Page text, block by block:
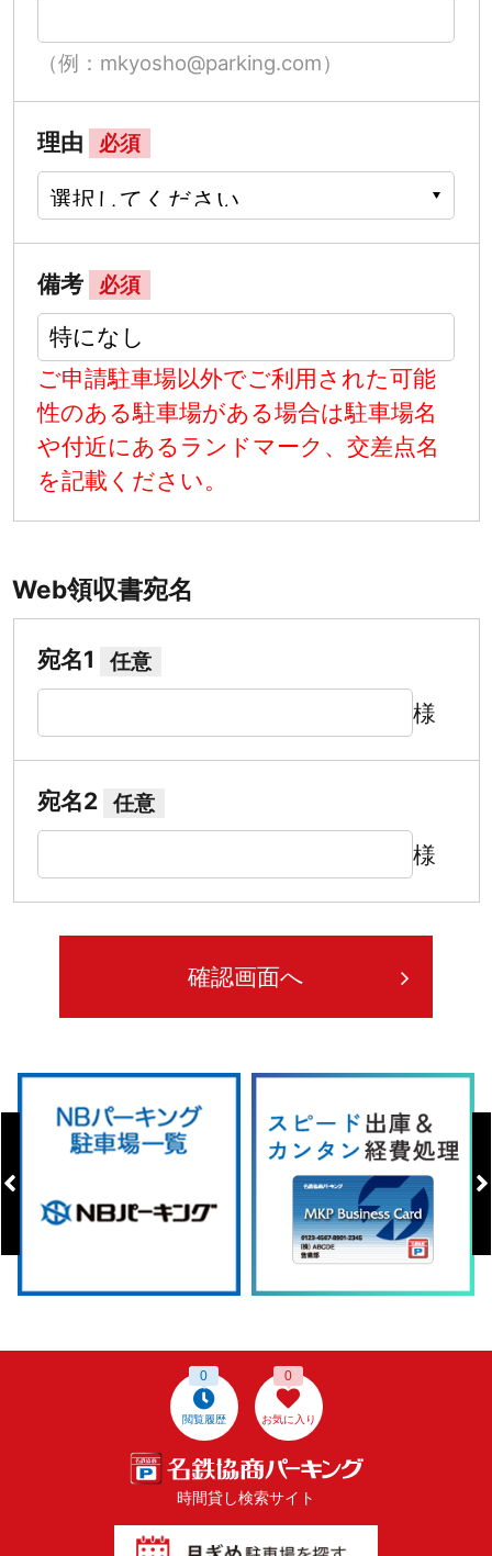
（例：mkyosho@parking.com）
理由 必須
備考 必須
ご申請駐車場以外でご利用された可能
性のある駐車場がある場合は駐車場名
や付近にあるランドマーク、交差点名
を記載ください。
Web領収書宛名
宛名1 任意
様
宛名2 任意
様
閲覧履歴
0
お気に入り
0
時間貸し検索サイト